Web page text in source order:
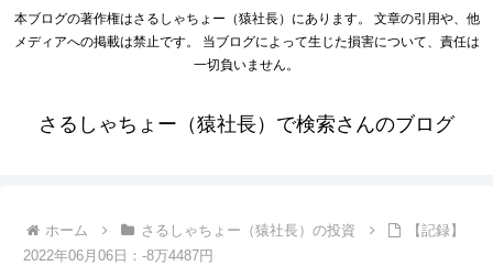
本ブログの著作権はさるしゃちょー（猿社長）にあります。 文章の引用や、他
メディアへの掲載は禁止です。 当ブログによって生じた損害について、責任は
一切負いません。
さるしゃちょー（猿社長）で検索さんのブログ
ホーム さるしゃちょー（猿社長）の投資
【記録】
2022年06月06日：-8万4487円